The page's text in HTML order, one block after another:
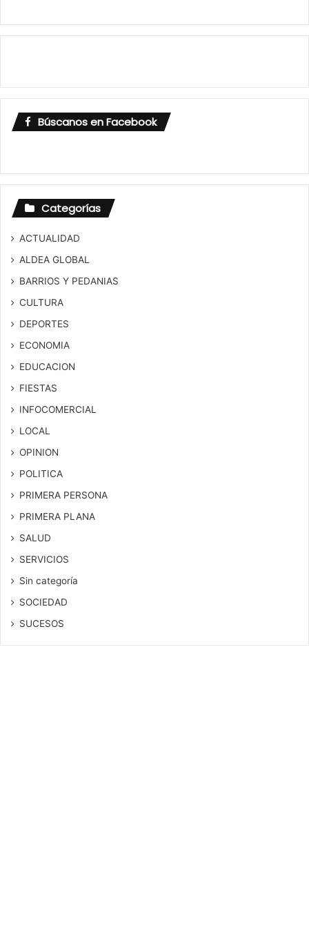
Búscanos en Facebook
Categorías
ACTUALIDAD
ALDEA GLOBAL
BARRIOS Y PEDANIAS
CULTURA
DEPORTES
ECONOMIA
EDUCACION
FIESTAS
INFOCOMERCIAL
LOCAL
OPINION
POLITICA
PRIMERA PERSONA
PRIMERA PLANA
SALUD
SERVICIOS
Sin categoría
SOCIEDAD
SUCESOS